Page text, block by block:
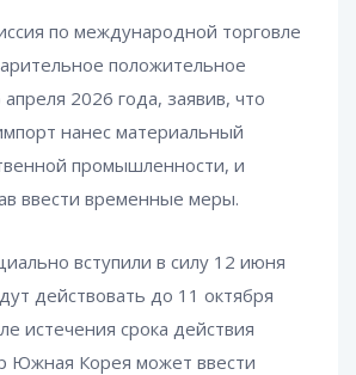
по международной торговле
положительное
2026 года, заявив, что
нанес материальный
промышленности, и
ввести временные меры.
вступили в силу 12 июня
действовать до 11 октября
истечения срока действия
Южная Корея может ввести